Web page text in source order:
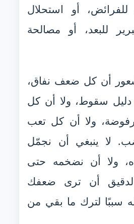
أو استحلال
للبعد، أو مصالحة
أن كل ضعف نفاق،
سقوط، ولا أن كل
ولا أن كل تعب
لا ينبغي أن نجمّل
ولا أن نضخمه حتى
أن ترى ضعفك
سببًا لترك ما بقي من